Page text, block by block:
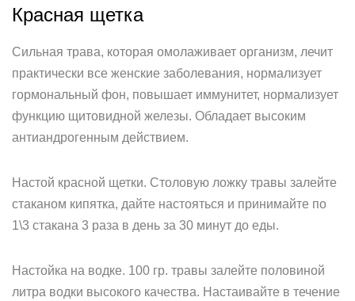
Красная щетка
Сильная трава, которая омолаживает организм, лечит
практически все женские заболевания, нормализует
гормональный фон, повышает иммунитет, нормализует
функцию щитовидной железы. Обладает высоким
антиандрогенным действием.
Настой красной щетки. Столовую ложку травы залейте
стаканом кипятка, дайте настояться и принимайте по
1\3 стакана 3 раза в день за 30 минут до еды.
Настойка на водке. 100 гр. травы залейте половиной
литра водки высокого качества. Настаивайте в течение